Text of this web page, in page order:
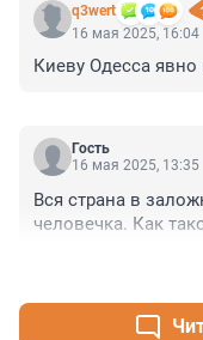
q3wert
16 мая 2025, 16:04
Киеву Одесса явно
Гость
16 мая 2025, 13:35
Вся страна в
человечка. Как